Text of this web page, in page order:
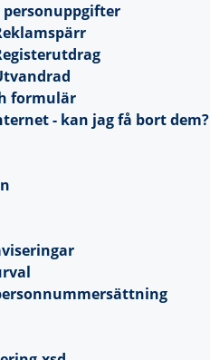
formulär
- kan jag få bort dem?